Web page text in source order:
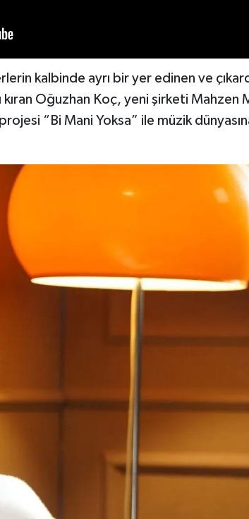
kalbinde ayrı bir yer edinen ve
Oğuzhan Koç, yeni şirketi Mahzen
“Bi Mani Yoksa” ile müzik